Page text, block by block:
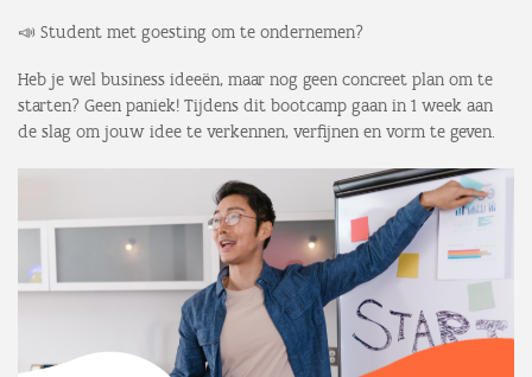
📣 Student met goesting om te ondernemen?
Heb je wel business ideeën, maar nog geen concreet plan om te
starten? Geen paniek! Tijdens dit bootcamp gaan in 1 week aan
de slag om jouw idee te verkennen, verfijnen en vorm te geven.